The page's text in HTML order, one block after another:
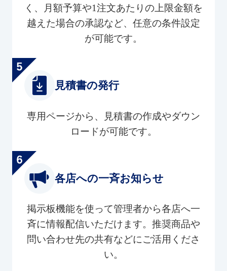
く、月額予算や1注文あたりの上限金額を
越えた場合の承認など、任意の条件設定
が可能です。
見積書の発行
専用ページから、見積書の作成やダウン
ロードが可能です。
各店への一斉お知らせ
掲示板機能を使って管理者から各店へ一
斉に情報配信いただけます。推奨商品や
問い合わせ先の共有などにご活用くださ
い。